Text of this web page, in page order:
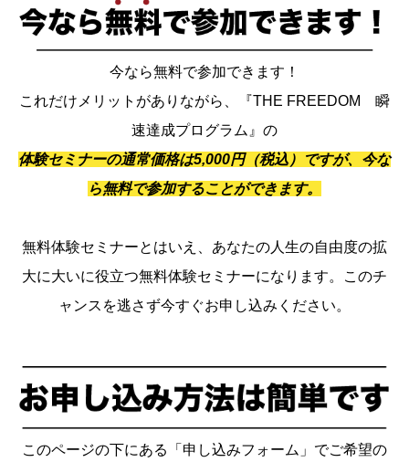
今なら無料で参加できます！
これだけメリットがありながら、『THE FREEDOM 瞬
速達成プログラム』の
体験セミナーの通常価格は5,000円（税込）ですが、今な
ら無料で参加することができます。
無料体験セミナーとはいえ、あなたの人生の自由度の拡
大に大いに役立つ無料体験セミナーになります。このチ
ャンスを逃さず今すぐお申し込みください。
このページの下にある「申し込みフォーム」でご希望の